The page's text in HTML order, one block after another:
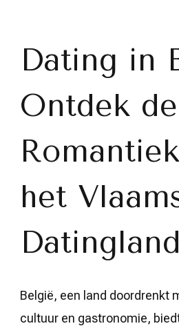
Dating in
Ontdek de
het
België, een land doordrenkt
cultuur en gastronomie,